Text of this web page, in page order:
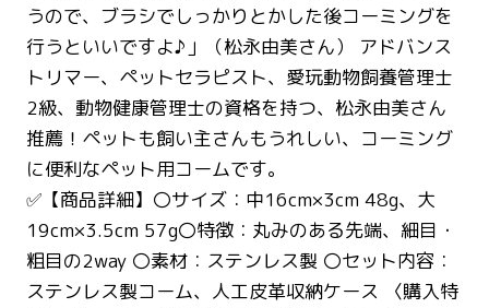
うので、ブラシでしっかりとかした後コーミングを
行うといいですよ♪」（松永由美さん） アドバンス
トリマー、ペットセラピスト、愛玩動物飼養管理士
2級、動物健康管理士の資格を持つ、松永由美さん
推薦！ペットも飼い主さんもうれしい、コーミング
に便利なペット用コームです。
✅【商品詳細】〇サイズ：中16cm×3cm 48g、大
19cm×3.5cm 57g〇特徴：丸みのある先端、細目・
粗目の2way 〇素材：ステンレス製 〇セット内容：
ステンレス製コーム、人工皮革収納ケース 〈購入特